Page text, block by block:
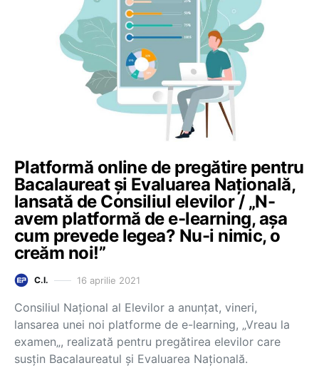
Platformă online de pregătire pentru
Bacalaureat și Evaluarea Națională,
lansată de Consiliul elevilor / „N-
avem platformă de e-learning, așa
cum prevede legea? Nu-i nimic, o
creăm noi!”
C.I. 16 aprilie 2021
Consiliul Național al Elevilor a anunțat, vineri,
lansarea unei noi platforme de e-learning, „Vreau la
examen„, realizată pentru pregătirea elevilor care
susțin Bacalaureatul și Evaluarea Națională.